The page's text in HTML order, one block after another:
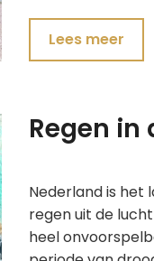
Lees meer
Regen in
Nederland is het
regen uit de
heel